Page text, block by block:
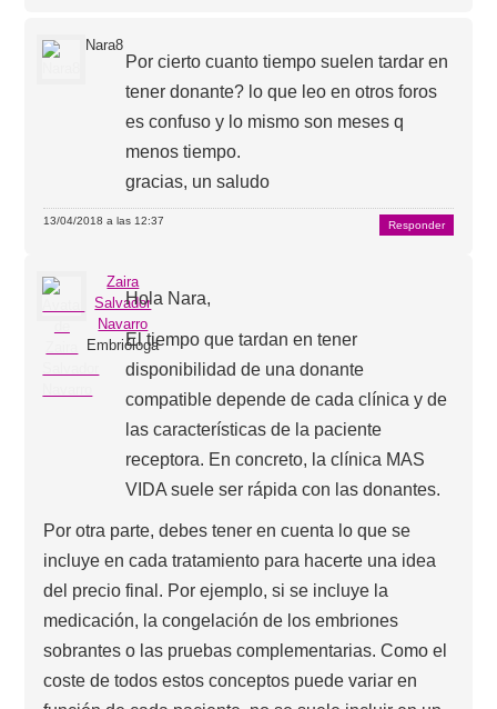
Nara8
Por cierto cuanto tiempo suelen tardar en
tener donante? lo que leo en otros foros
es confuso y lo mismo son meses q
menos tiempo.
gracias, un saludo
13/04/2018 a las 12:37 Responder
Zaira
Salvador
Navarro
Embrióloga
Hola Nara,
El tiempo que tardan en tener
disponibilidad de una donante
compatible depende de cada clínica y de
las características de la paciente
receptora. En concreto, la clínica MAS
VIDA suele ser rápida con las donantes.
Por otra parte, debes tener en cuenta lo que se
incluye en cada tratamiento para hacerte una idea
del precio final. Por ejemplo, si se incluye la
medicación, la congelación de los embriones
sobrantes o las pruebas complementarias. Como el
coste de todos estos conceptos puede variar en